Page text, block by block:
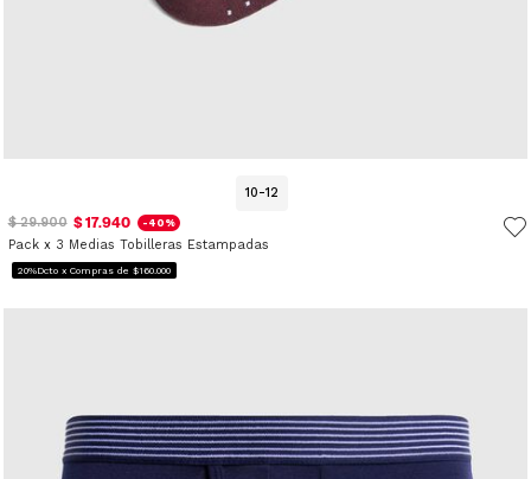
10-12
$ 29.900 $ 17.940 -40%
Pack x 3 Medias Tobilleras Estampadas
20%Dcto x Compras de $160.000